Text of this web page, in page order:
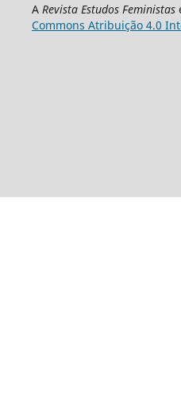
A Revista Estudos Feministas
Commons Atribuição 4.0